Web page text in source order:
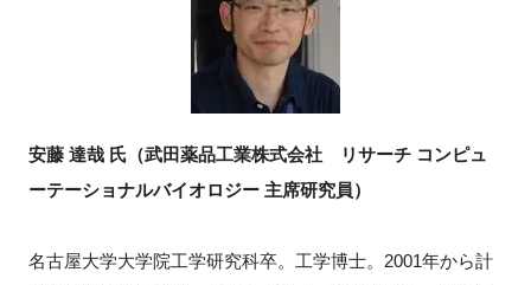
安藤 達哉 氏（武田薬品工業株式会社 リサーチ コンピュ
ーテーショナルバイオロジー 主席研究員）
名古屋大学大学院工学研究科卒。工学博士。2001年から計